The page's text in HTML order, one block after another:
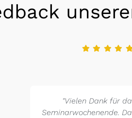
"Vielen Dank für
Seminarwochenende.